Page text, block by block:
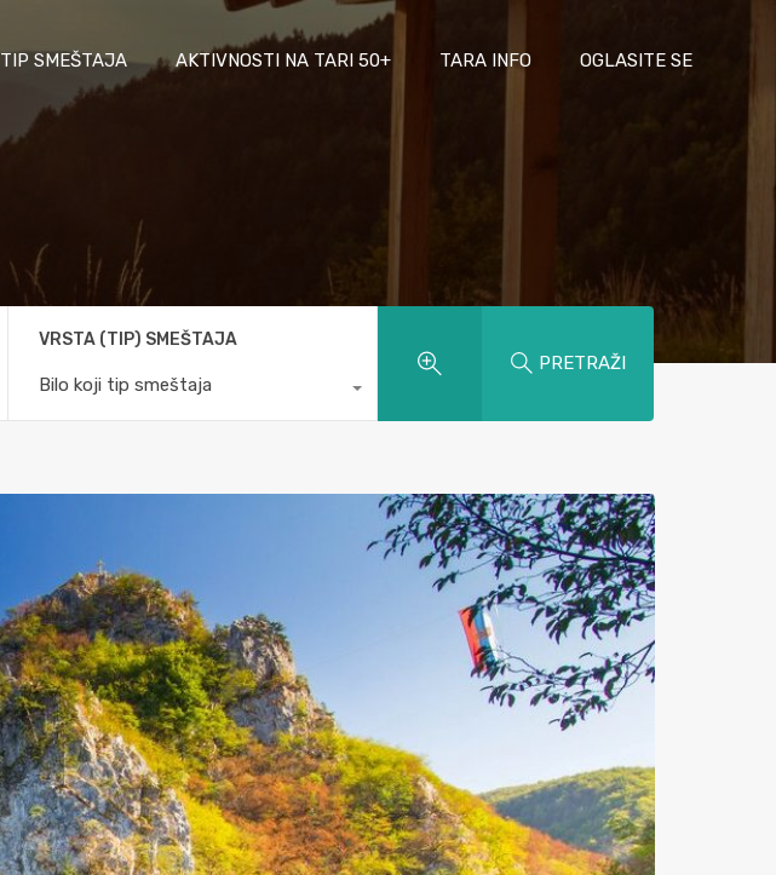
TIP SMEŠTAJA AKTIVNOSTI NA TARI 50+ TARA INFO OGLASITE SE
VRSTA (TIP) SMEŠTAJA
Bilo koji tip smeštaja
PRETRAŽI